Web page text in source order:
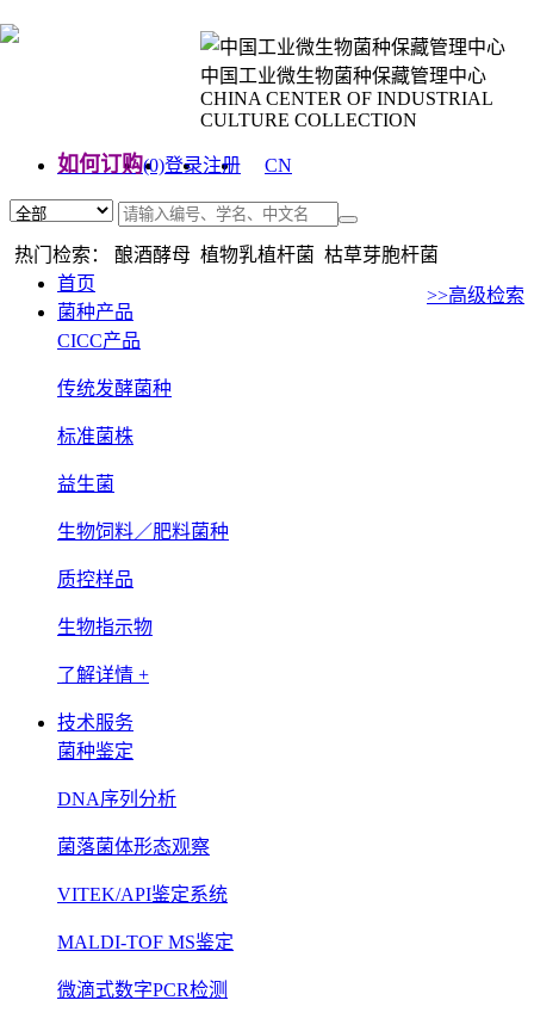
中国工业微生物菌种保藏管理中心
CHINA CENTER OF INDUSTRIAL
CULTURE COLLECTION
如何订购(0)登录注册
CN
热门检索： 酿酒酵母 植物乳植杆菌 枯草芽胞杆菌
>>高级检索
首页
菌种产品
CICC产品
传统发酵菌种
标准菌株
益生菌
生物饲料／肥料菌种
质控样品
生物指示物
了解详情 +
技术服务
菌种鉴定
DNA序列分析
菌落菌体形态观察
VITEK/API鉴定系统
MALDI-TOF MS鉴定
微滴式数字PCR检测